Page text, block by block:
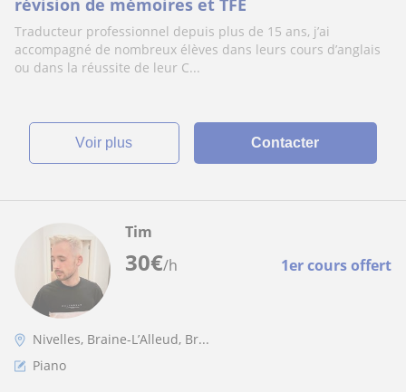
révision de mémoires et TFE
Traducteur professionnel depuis plus de 15 ans, j’ai
accompagné de nombreux élèves dans leurs cours d’anglais
ou dans la réussite de leur C...
voir plus Contacter
30€/h 1er cours offert
Tim
Nivelles, Braine-L’Alleud, Br...
Piano